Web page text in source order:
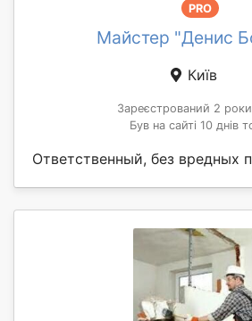
PRO
Майстер "Денис
Київ
Зареєстрований 2
Був на сайті 10 днів
Ответственный, без вредных